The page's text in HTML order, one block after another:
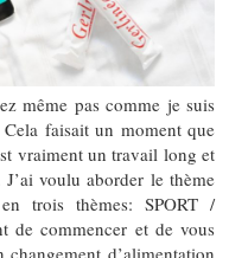
même pas comme je suis
faisait un moment que
vraiment un travail long et
voulu aborder le thème
trois thèmes: SPORT /
de commencer et de vous
d’alimentation